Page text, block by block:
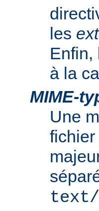
les
Enfin,
à la
MIME-
Une
fichier